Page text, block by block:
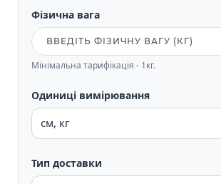
Фізична вага
Мінімальна тарифікація - 1кг.
Одиниці вимірювання
Тип доставки